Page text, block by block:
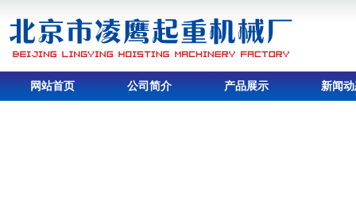
网站首页 公司简介 产品展示 新闻